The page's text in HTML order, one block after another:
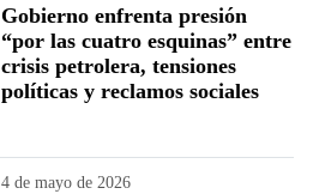
Gobierno enfrenta presión
“por las cuatro esquinas” entre
crisis petrolera, tensiones
políticas y reclamos sociales
4 de mayo de 2026